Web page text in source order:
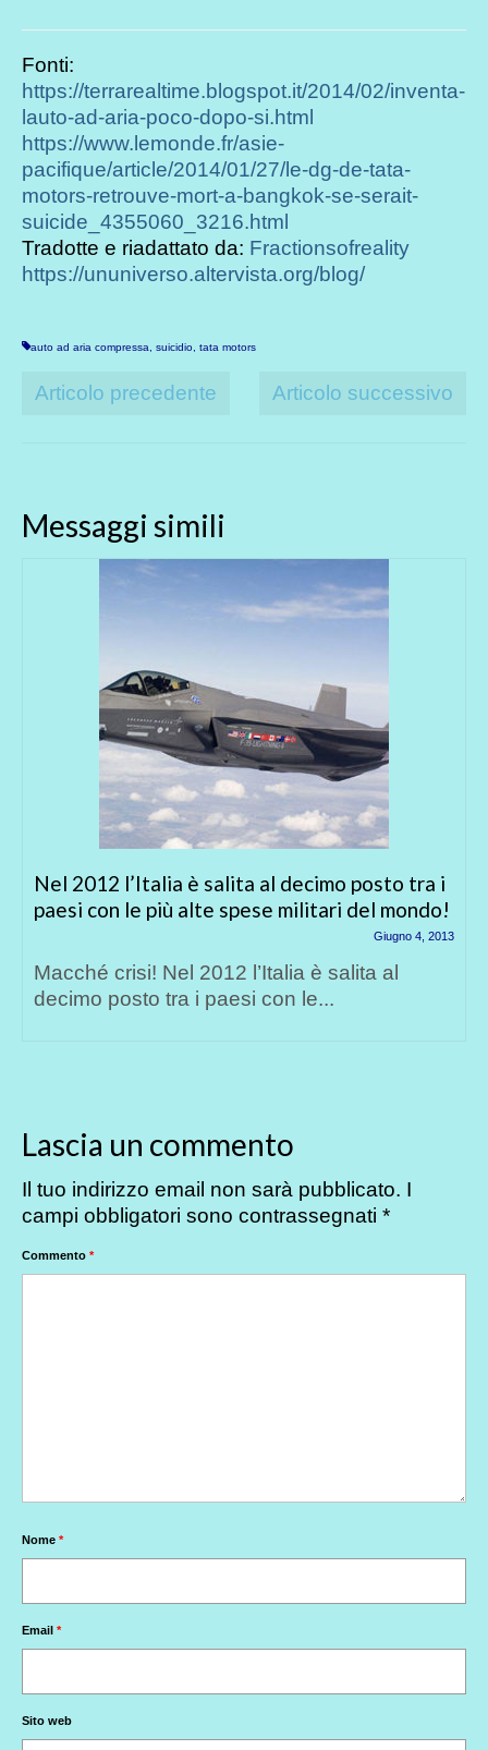
Fonti:
https://terrarealtime.blogspot.it/2014/02/inventa-
lauto-ad-aria-poco-dopo-si.html
https://www.lemonde.fr/asie-
pacifique/article/2014/01/27/le-dg-de-tata-
motors-retrouve-mort-a-bangkok-se-serait-
suicide_4355060_3216.html
Tradotte e riadattato da: Fractionsofreality
https://ununiverso.altervista.org/blog/
auto ad aria compressa, suicidio, tata motors
Articolo precedente Articolo successivo
Messaggi simili
l’Italia è salita al decimo posto tra i
le più alte spese militari del mondo!
crisi! Nel 2012 l’Italia è salita al
tra i paesi con le...
Lascia un commento
Il tuo indirizzo email non sarà pubblicato. I
campi obbligatori sono contrassegnati *
Commento *
Nome *
Email *
Sito web